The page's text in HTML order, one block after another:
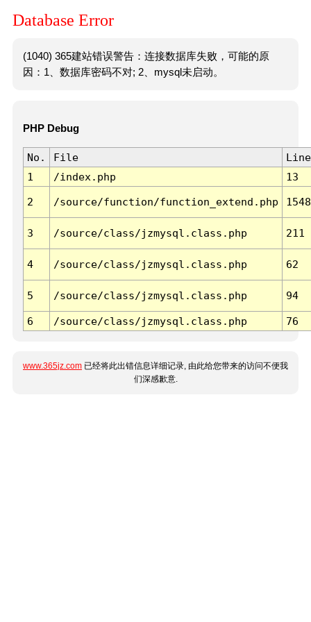
Database Error
(1040) 365建站错误警告：连接数据库失败，可能的原
因：1、数据库密码不对; 2、mysql未启动。
PHP Debug
No. File
Line
1
/index.php 13
2 /source/function/function_extend.php 1548
3 /source/class/jzmysql.class.php 211
4 /source/class/jzmysql.class.php 62
5 /source/class/jzmysql.class.php 94
6 /source/class/jzmysql.class.php 76
www.365jz.com 已经将此出错信息详细记录, 由此给您带来的访问不便我
们深感歉意.